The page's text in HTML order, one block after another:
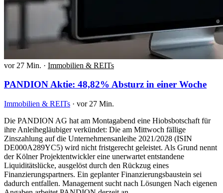
vor 27 Min. · Immobilien & REITs
PANDION Aktie: 48,82% Absturz in einer Woche
Immobilien & REITs · vor 27 Min.
Die PANDION AG hat am Montagabend eine Hiobsbotschaft für
ihre Anleihegläubiger verkündet: Die am Mittwoch fällige
Zinszahlung auf die Unternehmensanleihe 2021/2028 (ISIN
DE000A289YC5) wird nicht fristgerecht geleistet. Als Grund nennt
der Kölner Projektentwickler eine unerwartet entstandene
Liquiditätslücke, ausgelöst durch den Rückzug eines
Finanzierungspartners. Ein geplanter Finanzierungsbaustein sei
dadurch entfallen. Management sucht nach Lösungen Nach eigenen